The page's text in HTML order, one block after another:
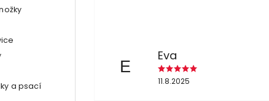
a psací
E
Eva
11.8.2025